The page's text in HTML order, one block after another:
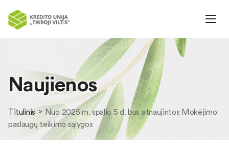
Naujienos
Titulinis
Nuo 2025 m. spalio 5 d. bus atnaujintos Mokėjimo
paslaugų teikimo sąlygos